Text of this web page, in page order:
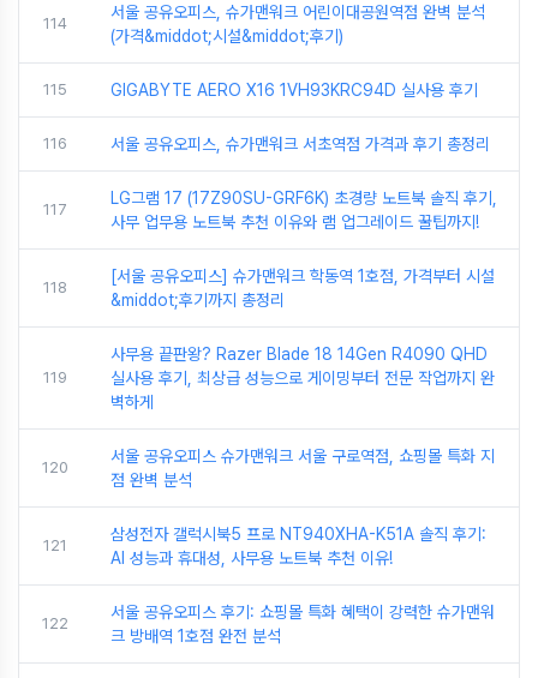
114
서울 공유오피스, 슈가맨워크 어린이대공원역점 완벽 분석
(가격&middot;시설&middot;후기)
115 GIGABYTE AERO X16 1VH93KRC94D 실사용 후기
116 서울 공유오피스, 슈가맨워크 서초역점 가격과 후기 총정리
117
LG그램 17 (17Z90SU-GRF6K) 초경량 노트북 솔직 후기,
사무 업무용 노트북 추천 이유와 램 업그레이드 꿀팁까지!
118
[서울 공유오피스] 슈가맨워크 학동역 1호점, 가격부터 시설
&middot;후기까지 총정리
119
사무용 끝판왕? Razer Blade 18 14Gen R4090 QHD
실사용 후기, 최상급 성능으로 게이밍부터 전문 작업까지 완
벽하게
120
서울 공유오피스 슈가맨워크 서울 구로역점, 쇼핑몰 특화 지
점 완벽 분석
121
삼성전자 갤럭시북5 프로 NT940XHA-K51A 솔직 후기:
AI 성능과 휴대성, 사무용 노트북 추천 이유!
122
서울 공유오피스 후기: 쇼핑몰 특화 혜택이 강력한 슈가맨워
크 방배역 1호점 완전 분석